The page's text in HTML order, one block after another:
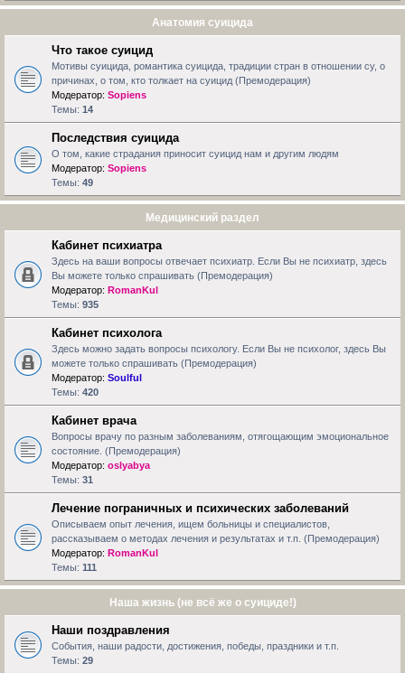
Анатомия суицида
Что такое суицид
Мотивы суицида, романтика суицида, традиции стран в отношении су, о
причинах, о том, кто толкает на суицид (Премодерация)
Модератор: Sopiens
Темы: 14
Последствия суицида
О том, какие страдания приносит суицид нам и другим людям
Модератор: Sopiens
Темы: 49
Медицинский раздел
Кабинет психиатра
Здесь на ваши вопросы отвечает психиатр. Если Вы не психиатр, здесь
Вы можете только спрашивать (Премодерация)
Модератор: RomanKul
Темы: 935
Кабинет психолога
Здесь можно задать вопросы психологу. Если Вы не психолог, здесь Вы
можете только спрашивать (Премодерация)
Модератор: Soulful
Темы: 420
Кабинет врача
Вопросы врачу по разным заболеваниям, отягощающим эмоциональное
состояние. (Премодерация)
Модератор: oslyabya
Темы: 31
Лечение пограничных и психических заболеваний
Описываем опыт лечения, ищем больницы и специалистов,
рассказываем о методах лечения и результатах и т.п. (Премодерация)
Модератор: RomanKul
Темы: 111
Наша жизнь (не всё же о суициде!)
Наши поздравления
События, наши радости, достижения, победы, праздники и т.п.
Темы: 29